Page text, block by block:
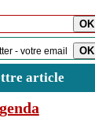
article